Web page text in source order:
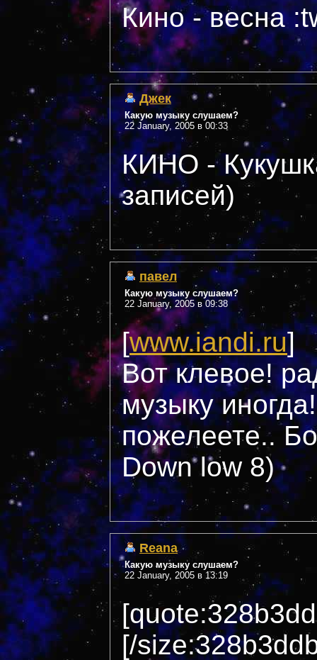
Кино - весна
Джек
Какую музыку слушаем?
22 January, 2005 в 00:33
КИНО -
записей)
павел
Какую музыку слушаем?
22 January, 2005 в 09:38
[www.iandi.ru]
Вот клевое!
музыку
пожелеете..
Down low 8)
Reana
Какую музыку слушаем?
22 January, 2005 в 13:19
[/